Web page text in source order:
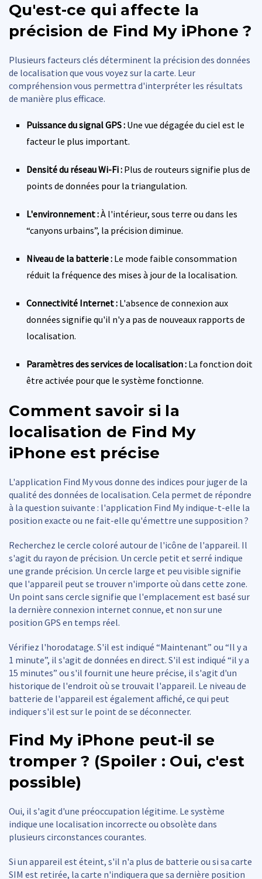
Qu'est-ce qui affecte la
précision de Find My iPhone ?
Plusieurs facteurs clés déterminent la précision des données
de localisation que vous voyez sur la carte. Leur
compréhension vous permettra d'interpréter les résultats
de manière plus efficace.
Puissance du signal GPS : Une vue dégagée du ciel est le
facteur le plus important.
Densité du réseau Wi-Fi : Plus de routeurs signifie plus de
points de données pour la triangulation.
L'environnement :À l'intérieur, sous terre ou dans les
“canyons urbains”, la précision diminue.
Niveau de la batterie : Le mode faible consommation
réduit la fréquence des mises à jour de la localisation.
Connectivité Internet : L'absence de connexion aux
données signifie qu'il n'y a pas de nouveaux rapports de
localisation.
Paramètres des services de localisation : La fonction doit
être activée pour que le système fonctionne.
Comment savoir si la
localisation de Find My
iPhone est précise
L'application Find My vous donne des indices pour juger de la
qualité des données de localisation. Cela permet de répondre
à la question suivante : l'application Find My indique-t-elle la
position exacte ou ne fait-elle qu'émettre une supposition ?
Recherchez le cercle coloré autour de l'icône de l'appareil. Il
s'agit du rayon de précision. Un cercle petit et serré indique
une grande précision. Un cercle large et peu visible signifie
que l'appareil peut se trouver n'importe où dans cette zone.
Un point sans cercle signifie que l'emplacement est basé sur
la dernière connexion internet connue, et non sur une
position GPS en temps réel.
Vérifiez l'horodatage. S'il est indiqué “Maintenant” ou “Il y a
1 minute”, il s'agit de données en direct. S'il est indiqué “il y a
15 minutes” ou s'il fournit une heure précise, il s'agit d'un
historique de l'endroit où se trouvait l'appareil. Le niveau de
batterie de l'appareil est également affiché, ce qui peut
indiquer s'il est sur le point de se déconnecter.
Find My iPhone peut-il se
tromper ? (Spoiler : Oui, c'est
possible)
Oui, il s'agit d'une préoccupation légitime. Le système
indique une localisation incorrecte ou obsolète dans
plusieurs circonstances courantes.
Si un appareil est éteint, s'il n'a plus de batterie ou si sa carte
SIM est retirée, la carte n'indiquera que sa dernière position